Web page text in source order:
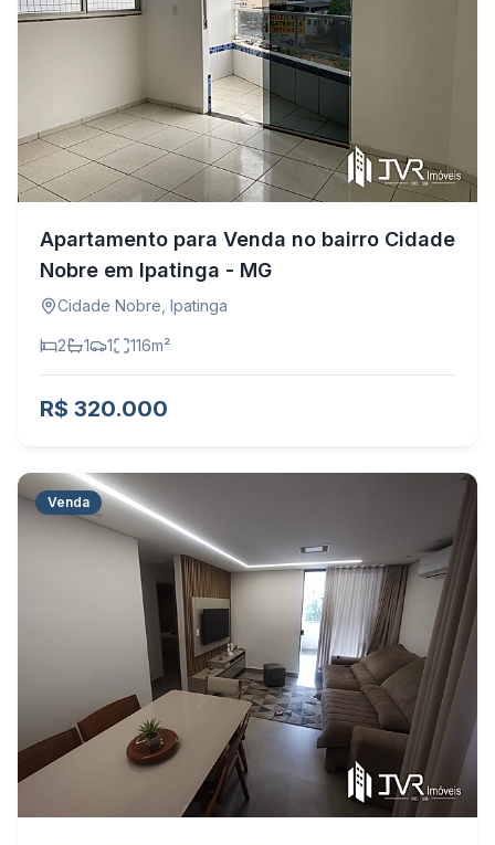
Apartamento para Venda no bairro Cidade
Nobre em Ipatinga - MG
Cidade Nobre Ipatinga
2 1 1 116m²
R$ 320.000
Venda